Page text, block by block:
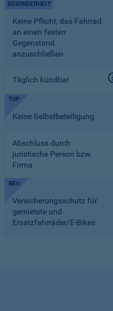
Keine Pflicht, das Fahrrad
an einen festen
Gegenstand
anzuschließen
BESONDERHEIT
Täglich kündbar
TOP
Keine Selbstbeteiligung
Abschluss durch
juristische Person bzw.
Firma
NEU
Versicherungsschutz für
gemietete und
Ersatzfahrräder/E-Bikes